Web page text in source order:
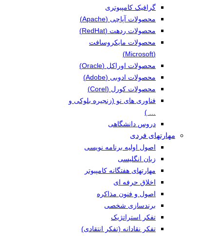
گرافیک کامپیوتری
محصولات آپاچی (Apache)
محصولات ردهت (RedHat)
محصولات مایکروسافت
(Microsoft)
محصولات اوراکل (Oracle)
محصولات ادوبی (Adobe)
محصولات کورل (Corel)
فناوری های نو (زنجیره بلوکی و
… )
دروس دانشگاهی
مهارتهای فردی
اصول اولیه برنامه نویسی
زبان انگلیسی
مهارتهای هفتگانه کامپیوتر
اخلاق حرفه ای
اصول و فنون مذاکره
برندسازی شخصی
تفکر استراتژیک
تفکر نقادانه (تفکر انتقادی)